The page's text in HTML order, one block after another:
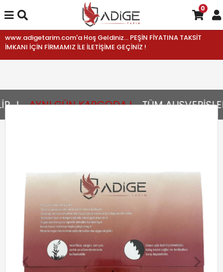
www.adigetarim.com'a Hoş Geldiniz... PEŞİN FİYATINA TAKSİT
İMKANI İÇİN FİRMAMIZ İLE İLETİŞİME GEÇİNİZ !
AYNI GÜN KARGODA ! TÜM
0